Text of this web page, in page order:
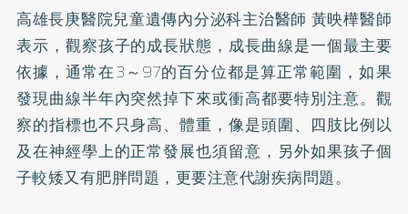
高雄長庚醫院兒童遺傳內分泌科主治醫師 黃映樺醫師
表示，觀察孩子的成長狀態，成長曲線是一個最主要
依據，通常在3～97的百分位都是算正常範圍，如果
發現曲線半年內突然掉下來或衝高都要特別注意。觀
察的指標也不只身高、體重，像是頭圍、四肢比例以
及在神經學上的正常發展也須留意，另外如果孩子個
子較矮又有肥胖問題，更要注意代謝疾病問題。